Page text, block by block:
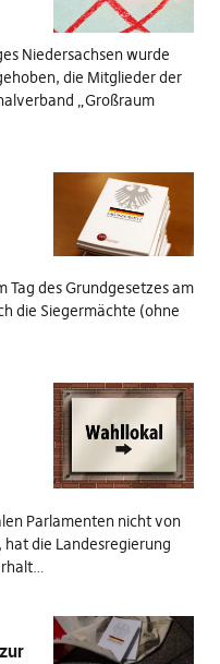
Niedersachsen wurde
die Mitglieder der
„Großraum
des Grundgesetzes am
die Siegermächte (ohne
Parlamenten nicht von
die Landesregierung